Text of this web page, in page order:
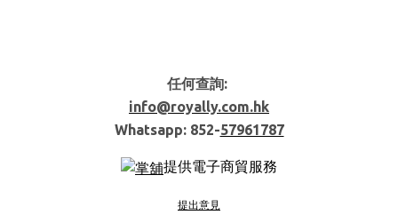
任何查詢:
info@royally.com.hk
Whatsapp: 852-57961787
提供電子商貿服務
提出意見